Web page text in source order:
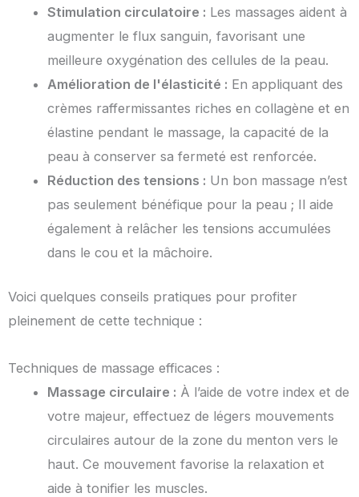
Stimulation circulatoire : Les massages aident à
augmenter le flux sanguin, favorisant une
meilleure oxygénation des cellules de la peau.
Amélioration de l'élasticité : En appliquant des
crèmes raffermissantes riches en collagène et en
élastine pendant le massage, la capacité de la
peau à conserver sa fermeté est renforcée.
Réduction des tensions : Un bon massage n’est
pas seulement bénéfique pour la peau ; Il aide
également à relâcher les tensions accumulées
dans le cou et la mâchoire.
Voici quelques conseils pratiques pour profiter
pleinement de cette technique :
Techniques de massage efficaces :
Massage circulaire : À l’aide de votre index et de
votre majeur, effectuez de légers mouvements
circulaires autour de la zone du menton vers le
haut. Ce mouvement favorise la relaxation et
aide à tonifier les muscles.